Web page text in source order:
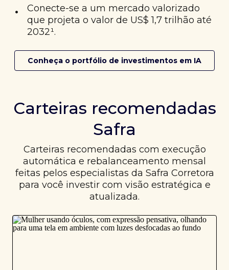
•
Conecte-se a um mercado valorizado
que projeta o valor de US$ 1,7 trilhão até
2032¹.
Conheça o portfólio de investimentos em IA
Carteiras recomendadas
Safra
Carteiras recomendadas com execução
automática e rebalanceamento mensal
feitas pelos especialistas da Safra Corretora
para você investir com visão estratégica e
atualizada.